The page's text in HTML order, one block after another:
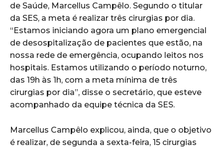
de Saúde, Marcellus Campêlo. Segundo o titular
da SES, a meta é realizar três cirurgias por dia.
“Estamos iniciando agora um plano emergencial
de desospitalização de pacientes que estão, na
nossa rede de emergência, ocupando leitos nos
hospitais. Estamos utilizando o período noturno,
das 19h às 1h, com a meta mínima de três
cirurgias por dia”, disse o secretário, que esteve
acompanhado da equipe técnica da SES.
Marcellus Campêlo explicou, ainda, que o objetivo
é realizar, de segunda a sexta-feira, 15 cirurgias